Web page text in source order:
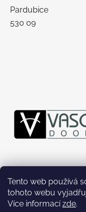
Tento web používá
tohoto webu
Více informacízde.
Pardubice
530 09